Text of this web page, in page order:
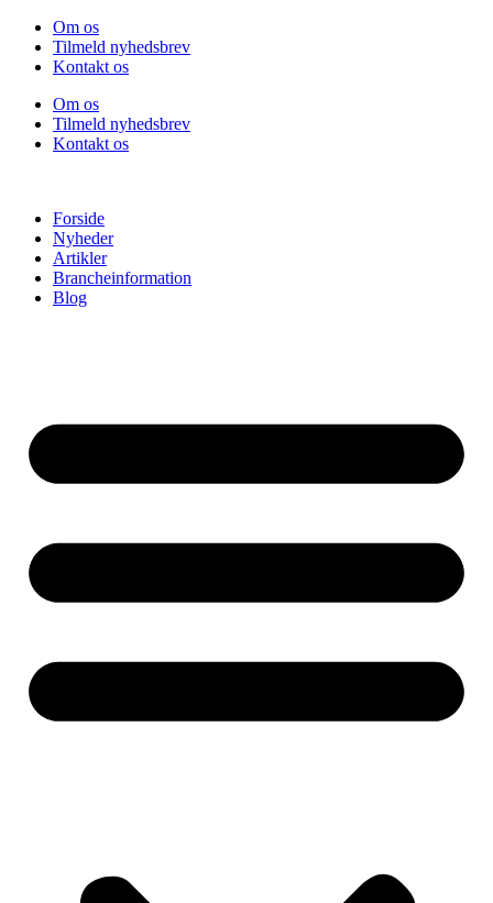
Videre
indhold
Om os
Tilmeld nyhedsbrev
Kontakt os
Om os
Tilmeld nyhedsbrev
Kontakt os
Forside
Nyheder
Artikler
Brancheinformation
Blog